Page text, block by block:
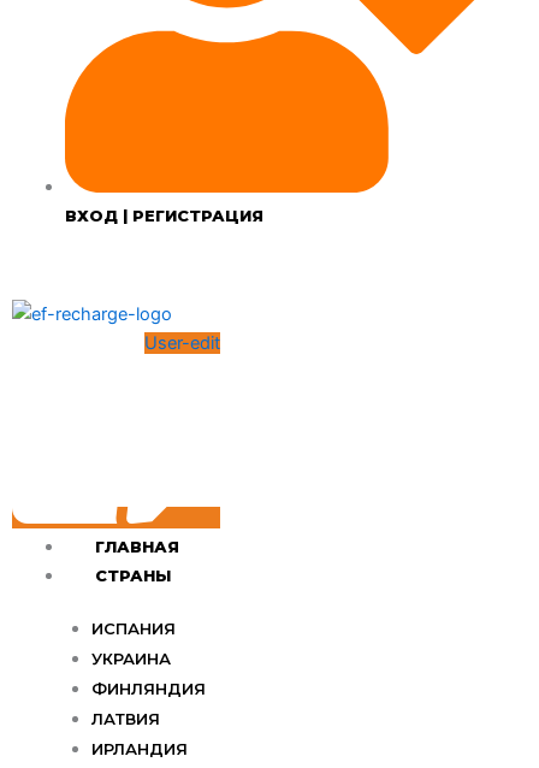
ВХОД | РЕГИСТРАЦИЯ
User-edit
ГЛАВНАЯ
СТРАНЫ
ИСПАНИЯ
УКРАИНА
ФИНЛЯНДИЯ
ЛАТВИЯ
ИРЛАНДИЯ